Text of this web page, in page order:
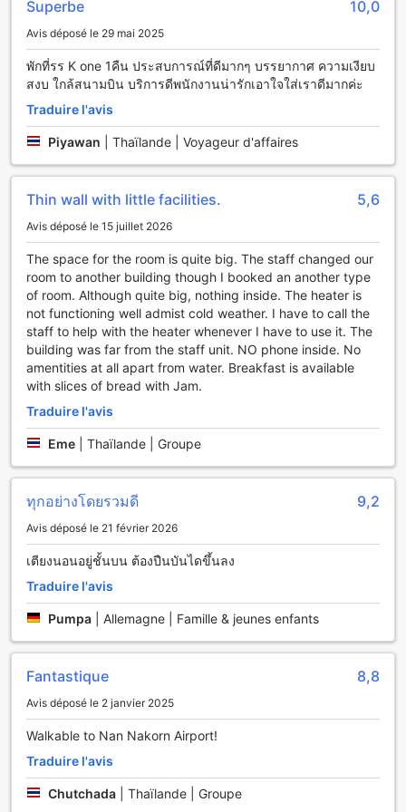
pour offrir une expérience inoubliable à ses hôtes. L'un des
atouts majeurs de cet établissement est son service
d'enregistrement et de départ express, qui permet aux
tard dans la nuit ou que vous soyez pressé de partir le
matin, ce service vous garantit une fluidité inégalée et un
accueil chaleureux, vous permettant de vous concentrer
sur ce qui compte vraiment : profiter de votre séjour.
de ménage quotidien, assurant que votre chambre soit
toujours impeccable et accueillante. Vous pourrez ainsi
vous détendre dans un environnement propre et
confortable après une journée d'exploration de la
charmante ville de Nan. Ces commodités pratiques sont
conçues pour répondre aux besoins des voyageurs
modernes, offrant un mélange parfait de confort et de
commodité.
Équipements des chambres au K-1 Modern Art Hotel @
Nan
havre de confort et de modernité, conçu pour offrir une
équipées de la climatisation, garantissant une atmosphère
fraîche et agréable, même lors des journées les plus
chaudes de Nan. Profitez de moments de détente en
regardant vos émissions préférées sur la télévision à écran
plat, qui propose un large choix de chaînes par satellite et
câble, vous permettant de rester connecté avec le monde
extérieur tout en savourant le confort de votre espace
privé.
Chaque chambre dispose également d'un balcon ou d'une
terrasse, où vous pourrez savourer votre café du matin ou
admirer le coucher de soleil sur la ville. Pour votre
commodité, un réfrigérateur est à votre disposition, parfait
pour garder vos boissons fraîches ou stocker des
collations. De plus, le K-1 Modern Art Hotel @ Nan veille à
ce que vous ne manquiez de rien en vous offrant de l'eau
des serviettes douces pour votre confort. Chaque détail est
pensé pour que votre séjour soit à la fois relaxant et
agréable.
Superbe 10,0
Avis déposé le 29 mai 2025
พักที่รร K one 1คืน ประสบการณ์ที่ดีมากๆ บรรยากาศ ความเงียบ
สงบ ใกล้สนามบิน บริการดีพนักงานน่ารักเอาใจใส่เราดีมากค่ะ
Traduire l'avis
Piyawan Thaïlande | Voyageur d'affaires
Thin wall with little facilities. 5,6
Avis déposé le 15 juillet 2026
The space for the room is quite big. The staff changed our
room to another building though I booked an another type
of room. Although quite big, nothing inside. The heater is
not functioning well admist cold weather. I have to call the
staff to help with the heater whenever I have to use it. The
building was far from the staff unit. NO phone inside. No
amentities at all apart from water. Breakfast is available
with slices of bread with Jam.
Traduire l'avis
Eme Thaïlande | Groupe
ทุกอย่างโดยรวมดี 9,2
Avis déposé le 21 février 2026
เตียงนอนอยู่ชั้นบน ต้องปืนบันไดขึ้นลง
Traduire l'avis
Pumpa Allemagne | Famille & jeunes enfants
Fantastique 8,8
Avis déposé le 2 janvier 2025
Walkable to Nan Nakorn Airport!
Traduire l'avis
Chutchada Thaïlande | Groupe